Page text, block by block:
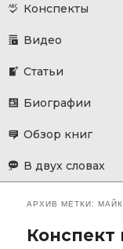
основному
Конспекты
Видео
Статьи
Биографии
Обзор книг
В двух словах
АРХИВ МЕТКИ:
Конспект